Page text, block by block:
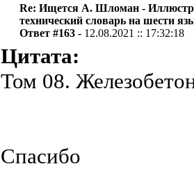
Re: Ищется А. Шломан -
технический словарь на шести
Ответ #163 - 12.08.2021 :: 17:32:18
Цитата:
Том 08.
Спасибо